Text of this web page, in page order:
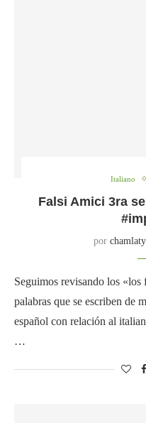
Italiano
Falsi Amici 3ra
por chamlaty
Seguimos revisando los «los
palabras que se escriben de
español con relación al
…